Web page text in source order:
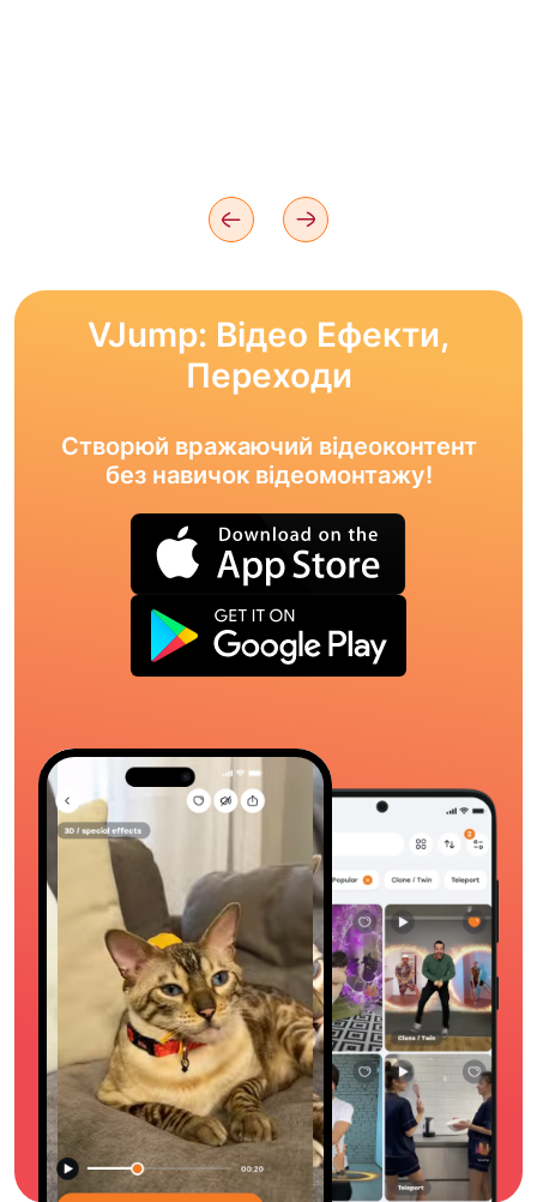
VJump: Відео Ефекти,
Переходи
Створюй вражаючий відеоконтент
без навичок відеомонтажу!